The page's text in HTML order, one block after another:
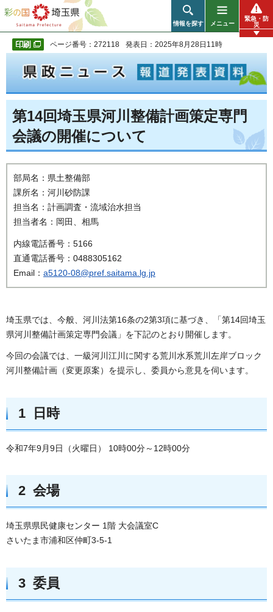
彩の国 埼玉県
情報を探す メニュー
緊急・防
災
ページ番号：272118 発表日：2025年8月28日11時
第14回埼玉県河川整備計画策定専門
会議の開催について
部局名：県土整備部
課所名：河川砂防課
担当名：計画調査・流域治水担当
担当者名：岡田、相馬
内線電話番号：5166
直通電話番号：0488305162
Email： a5120-08@pref.saitama.lg.jp
埼玉県では、今般、河川法第16条の2第3項に基づき、「第14回埼玉
県河川整備計画策定専門会議」を下記のとおり開催します。
今回の会議では、一級河川江川に関する荒川水系荒川左岸ブロック
河川整備計画（変更原案）を提示し、委員から意見を伺います。
1 日時
令和7年9月9日（火曜日） 10時00分～12時00分
2 会場
埼玉県県民健康センター 1階 大会議室C
さいたま市浦和区仲町3-5-1
3 委員